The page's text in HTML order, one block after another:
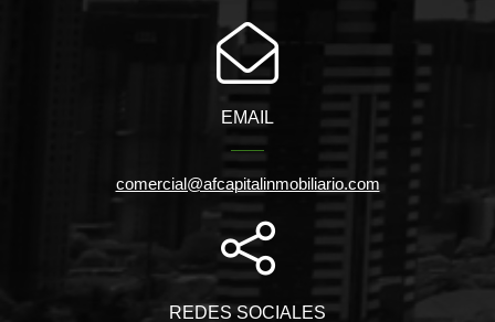
EMAIL
comercial@afcapitalinmobiliario.com
REDES SOCIALES